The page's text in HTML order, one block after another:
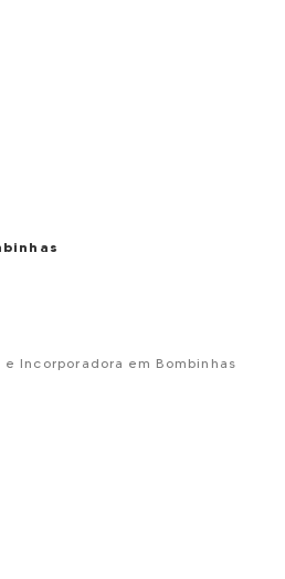
Incorporadora em Bombinhas